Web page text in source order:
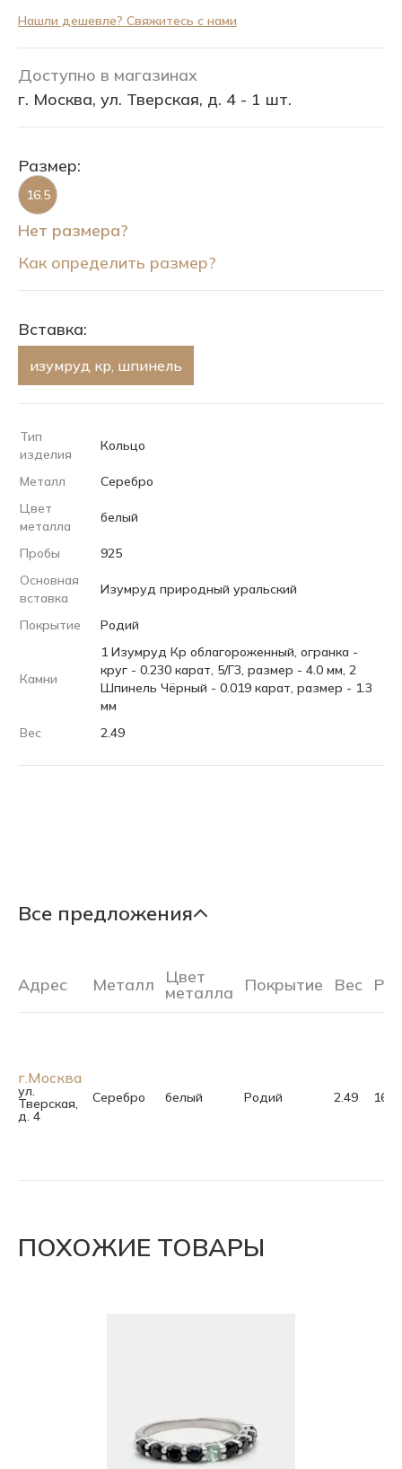
Нашли дешевле? Свяжитесь с нами
Доступно в магазинах
г. Москва, ул. Тверская, д. 4 - 1 шт.
Размер:
16.5
Нет размера?
Как определить размер?
Вставка:
изумруд кр, шпинель
Тип
изделия
Кольцо
Металл
Серебро
Цвет
металла
белый
Пробы
925
Основная
вставка
Изумруд природный уральский
Покрытие Родий
Камни
1 Изумруд Кр облагороженный, огранка -
круг - 0.230 карат, 5/Г3, размер - 4.0 мм, 2
Шпинель Чёрный - 0.019 карат, размер - 1.3
мм
Вес
2.49
Все предложения
Адрес Металл Цвет
металла Покрытие Вес
г.Москва
ул.
Тверская,
д. 4
Серебро белый Родий 2.49 16.5
ПОХОЖИЕ ТОВАРЫ